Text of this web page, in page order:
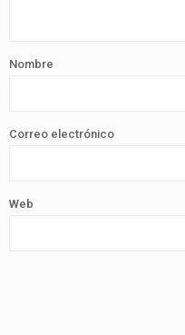
Nombre
Correo electrónico
Web